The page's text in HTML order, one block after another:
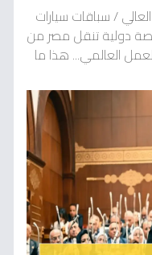
/سباقات سيارات
دولية تنقل مصر من
العالمي... هذا ما